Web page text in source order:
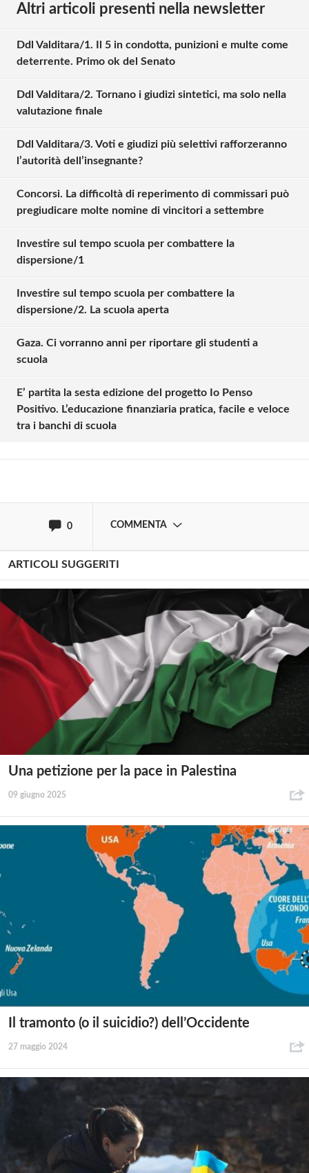
Altri articoli presenti nella newsletter
Ddl Valditara/1. Il 5 in condotta, punizioni e multe come
deterrente. Primo ok del Senato
Ddl Valditara/2. Tornano i giudizi sintetici, ma solo nella
valutazione finale
Ddl Valditara/3. Voti e giudizi più selettivi rafforzeranno
l’autorità dell’insegnante?
Concorsi. La difficoltà di reperimento di commissari può
pregiudicare molte nomine di vincitori a settembre
Investire sul tempo scuola per combattere la
dispersione/1
Investire sul tempo scuola per combattere la
dispersione/2. La scuola aperta
Gaza. Ci vorranno anni per riportare gli studenti a
scuola
E’ partita la sesta edizione del progetto Io Penso
Positivo. L’educazione finanziaria pratica, facile e veloce
tra i banchi di scuola
0 COMMENTA
commentare!
Effettua il Login
ARTICOLI SUGGERITI
Una petizione per la pace in Palestina
09 giugno 2025
Il tramonto (o il suicidio?) dell’Occidente
27 maggio 2024